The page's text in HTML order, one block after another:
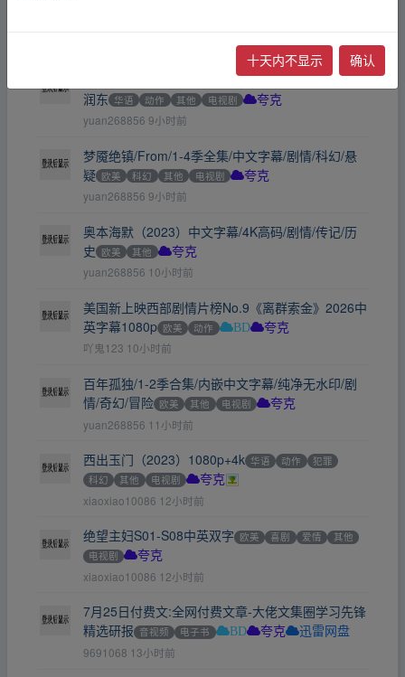
风云/1-2部全集/国语中字/动作/奇幻/武侠/赵文卓/何
润东 华语 动作 其他 电视剧 夸克
yuan268856 9小时前
梦魇绝镇/From/1-4季全集/中文字幕/剧情/科幻/悬
疑 欧美 科幻 其他 电视剧 夸克
yuan268856 9小时前
奥本海默（2023）中文字幕/4K高码/剧情/传记/历
史 欧美 其他 夸克
yuan268856 10小时前
美国新上映西部剧情片榜No.9《离群索金》2026中
英字幕1080p 欧美 动作 BD 夸克
吖鬼123 10小时前
百年孤独/1-2季合集/内嵌中文字幕/纯净无水印/剧
情/奇幻/冒险 欧美 其他 电视剧 夸克
yuan268856 11小时前
西出玉门（2023）1080p+4k 华语 动作
犯罪
科幻
其他 电视剧 夸克
xiaoxiao10086 12小时前
绝望主妇S01-S08中英双字 欧美 喜剧 爱情
其他
电视剧
夸克
xiaoxiao10086 12小时前
7月25日付费文:全网付费文章-大佬文集圈学习先锋
精选研报 音视频 电子书 BD 夸克 迅雷网盘
9691068 13小时前
十天内不显示 确认